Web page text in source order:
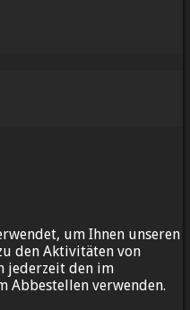
um Ihnen unseren
den Aktivitäten von
jederzeit den im
Abbestellen verwenden.